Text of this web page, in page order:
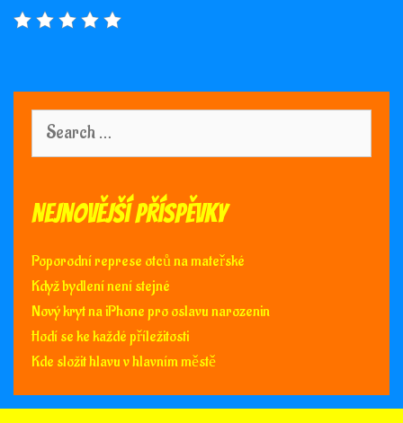
for:
Nejnovější příspěvky
Poporodní represe otců na mateřské
Když bydlení není stejné
Nový kryt na iPhone pro oslavu narozenin
Hodí se ke každé příležitosti
Kde složit hlavu v hlavním městě